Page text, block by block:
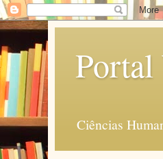
Ciências